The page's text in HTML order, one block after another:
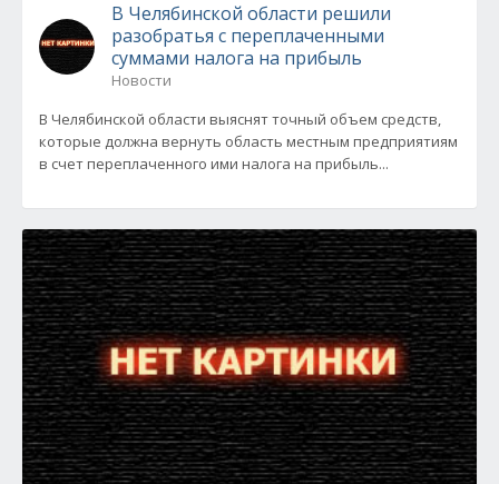
В Челябинской области решили
разобратья с переплаченными
суммами налога на прибыль
Новости
В Челябинской области выяснят точный объем средств,
которые должна вернуть область местным предприятиям
в счет переплаченного ими налога на прибыль...